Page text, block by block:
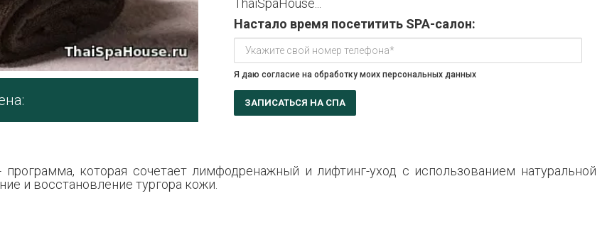
ThaiSpaHouse...
Настало время посетитить SPA-салон:
Я даю согласие на обработку моих персональных данных
которая сочетает лимфодренажный и лифтинг-уход с использованием натуральной
и восстановление тургора кожи.